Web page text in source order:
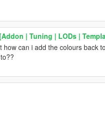
| Tuning | LODs |
can i add the colours back